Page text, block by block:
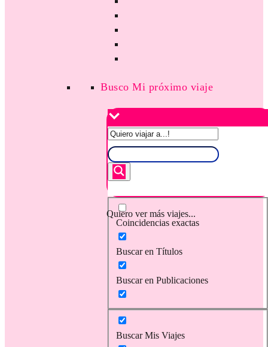
Busco Mi próximo viaje
Quiero ver más viajes...
Coincidencias exactas
Buscar en Títulos
Buscar en Publicaciones
Buscar Mis Viajes